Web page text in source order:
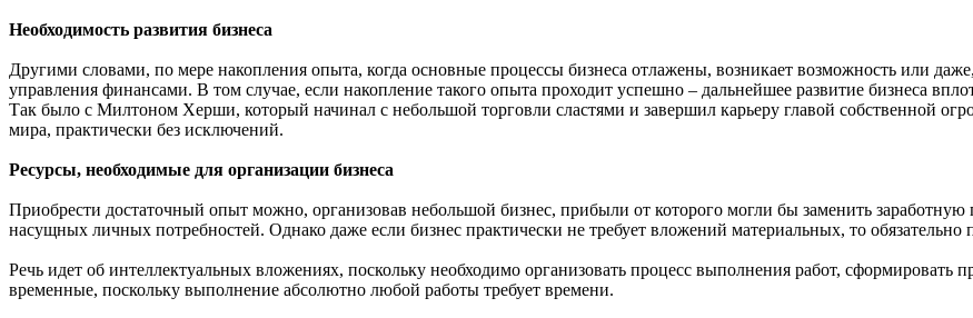
Необходимость развития бизнеса
Другими словами, по мере накопления опыта, когда основные процессы бизнеса отлажены, возникает возможность или
управления финансами. В том случае, если накопление такого опыта проходит успешно – дальнейшее развитие бизнеса
Так было с Милтоном Херши, который начинал с небольшой торговли сластями и завершил карьеру главой собственной
мира, практически без исключений.
Ресурсы, необходимые для организации бизнеса
Приобрести достаточный опыт можно, организовав небольшой бизнес, прибыли от которого могли бы заменить заработную
насущных личных потребностей. Однако даже если бизнес практически не требует вложений материальных, то обязательно
Речь идет об интеллектуальных вложениях, поскольку необходимо организовать процесс выполнения работ,
временные, поскольку выполнение абсолютно любой работы требует времени.